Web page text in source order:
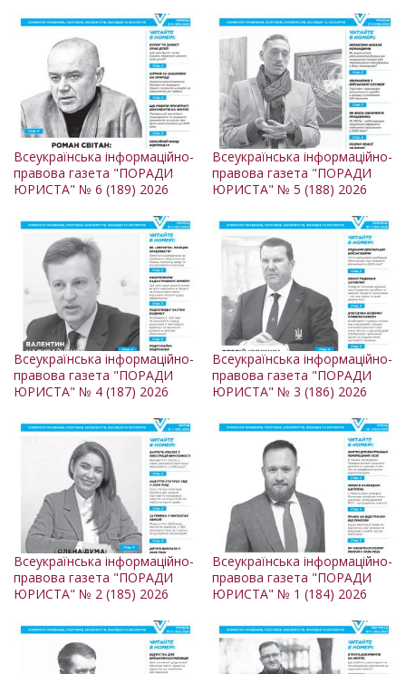
Всеукраїнська інформаційно-
правова газета "ПОРАДИ
ЮРИСТА" № 6 (189) 2026
Всеукраїнська інформаційно-
правова газета "ПОРАДИ
ЮРИСТА" № 5 (188) 2026
Всеукраїнська інформаційно-
правова газета "ПОРАДИ
ЮРИСТА" № 4 (187) 2026
Всеукраїнська інформаційно-
правова газета "ПОРАДИ
ЮРИСТА" № 3 (186) 2026
Всеукраїнська інформаційно-
правова газета "ПОРАДИ
ЮРИСТА" № 2 (185) 2026
Всеукраїнська інформаційно-
правова газета "ПОРАДИ
ЮРИСТА" № 1 (184) 2026